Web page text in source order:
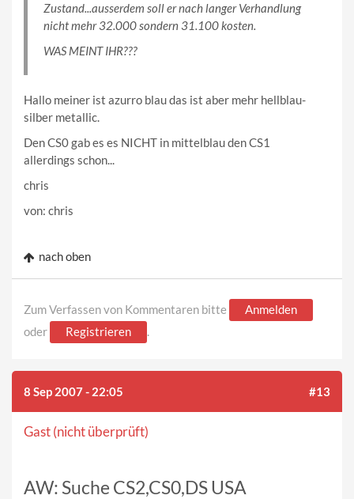
Zustand...ausserdem soll er nach langer Verhandlung
nicht mehr 32.000 sondern 31.100 kosten.
WAS MEINT IHR???
Hallo meiner ist azurro blau das ist aber mehr hellblau-
silber metallic.
Den CS0 gab es es NICHT in mittelblau den CS1
allerdings schon...
chris
von: chris
nach oben
Zum Verfassen von Kommentaren bitte
Anmelden
oder
Registrieren .
8 Sep 2007 - 22:05 #13
Gast (nicht überprüft)
AW: Suche CS2,CS0,DS USA